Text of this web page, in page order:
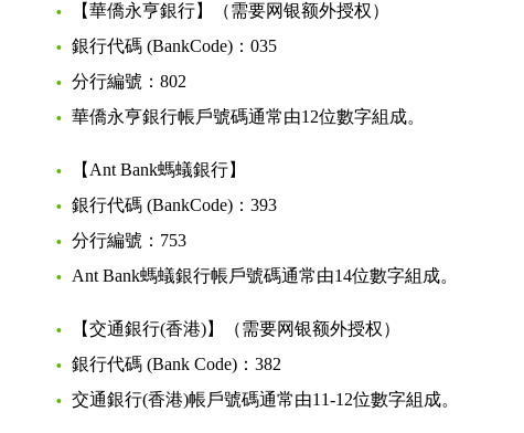
【華僑永亨銀行】（需要网银额外授权）
銀行代碼 (BankCode)：035
分行編號：802
華僑永亨銀行帳戶號碼通常由12位數字組成。
【Ant Bank螞蟻銀行】
銀行代碼 (BankCode)：393
分行編號：753
Ant Bank螞蟻銀行帳戶號碼通常由14位數字組成。
【交通銀行(香港)】（需要网银额外授权）
銀行代碼 (Bank Code)：382
交通銀行(香港)帳戶號碼通常由11-12位數字組成。